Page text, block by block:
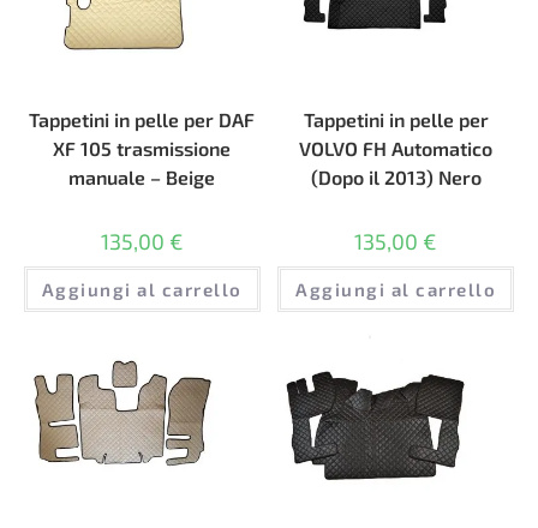
Tappetini in pelle per DAF
XF 105 trasmissione
manuale – Beige
135,00 €
Aggiungi al carrello
Tappetini in pelle per
VOLVO FH Automatico
(Dopo il 2013) Nero
135,00 €
Aggiungi al carrello